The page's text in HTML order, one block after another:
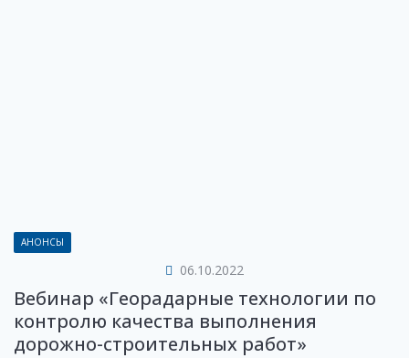
АНОНСЫ
06.10.2022
Вебинар «Георадарные технологии по
контролю качества выполнения
дорожно-строительных работ»